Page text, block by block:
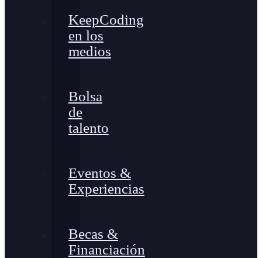
KeepCoding
en los
medios
Bolsa
de
talento
Eventos &
Experiencias
Becas &
Financiación